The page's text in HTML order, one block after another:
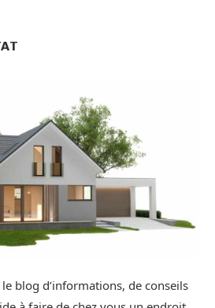
blog d’informations, de conseils